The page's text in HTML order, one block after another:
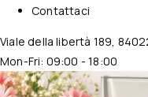
Contattaci
Viale della libertà 189,
Mon-Fri: 09:00 - 18:00